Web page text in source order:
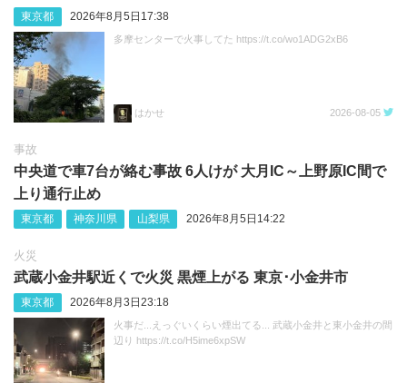
東京都 2026年8月5日17:38
多摩センターで火事してた https://t.co/wo1ADG2xB6
はかせ 2026-08-05
事故
中央道で車7台が絡む事故 6人けが 大月IC～上野原IC間で
上り通行止め
東京都 神奈川県 山梨県 2026年8月5日14:22
火災
武蔵小金井駅近くで火災 黒煙上がる 東京･小金井市
東京都 2026年8月3日23:18
火事だ...えっぐいくらい煙出てる... 武蔵小金井と東小金井の間
辺り https://t.co/H5ime6xpSW